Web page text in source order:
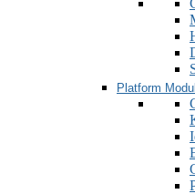
Platform